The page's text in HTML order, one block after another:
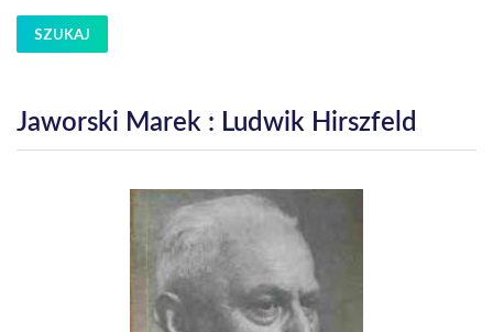
SZUKAJ
Jaworski Marek : Ludwik Hirszfeld